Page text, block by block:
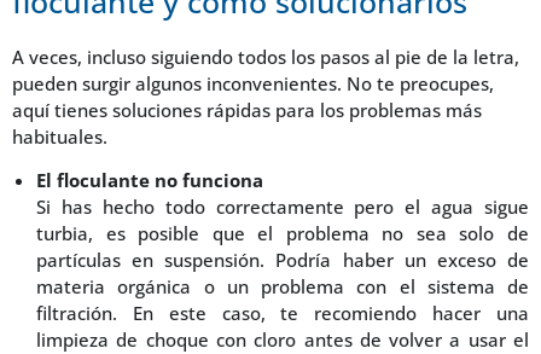
A veces, incluso siguiendo todos los pasos al pie de la letra,
pueden surgir algunos inconvenientes. No te preocupes,
aquí tienes soluciones rápidas para los problemas más
habituales.
El floculante no funciona
Si has hecho todo correctamente pero el agua sigue
turbia, es posible que el problema no sea solo de
partículas en suspensión. Podría haber un exceso de
materia orgánica o un problema con el sistema de
filtración. En este caso, te recomiendo hacer una
limpieza de choque con cloro antes de volver a usar el